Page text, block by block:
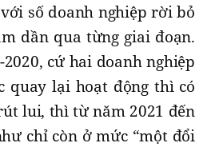
số doanh nghiệp rời bỏ
dần qua từng giai đoạn.
cứ hai doanh nghiệp
quay lại hoạt động thì có
lui, thì từ năm 2021 đến
chỉ còn ở mức “một đổi